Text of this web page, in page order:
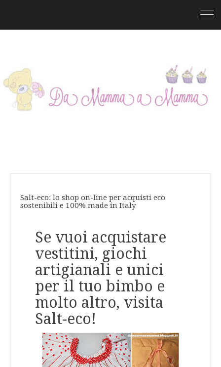
Salt-eco: lo shop on-line per acquisti eco
sostenibili e 100% made in Italy
Se vuoi acquistare
vestitini, giochi
artigianali e unici
per il tuo bimbo e
molto altro, visita
Salt-eco!